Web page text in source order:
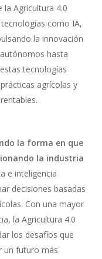
el carrito.
Agricultura 4.0
como IA,
la innovación
hasta
tecnologías
agrícolas y
la forma en que
la industria
e inteligencia
decisiones basadas
Con una mayor
la Agricultura 4.0
los desafíos que
un futuro más